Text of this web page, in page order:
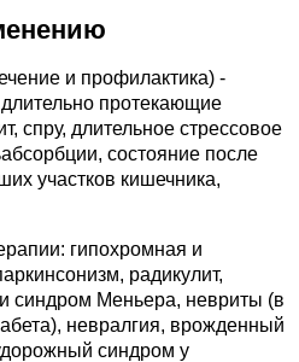
и профилактика) -
протекающие
спру, длительное стрессовое
состояние после
участков кишечника,
гипохромная и
радикулит,
синдром Меньера, невриты (в
невралгия, врожденный
синдром у